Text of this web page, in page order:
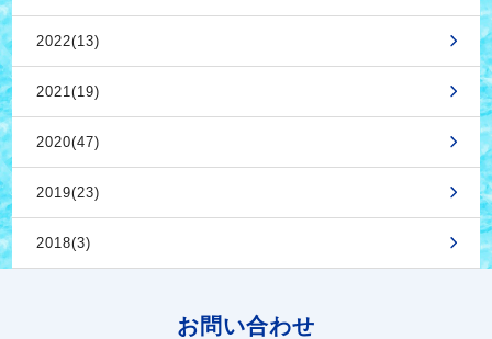
2022(13)
2021(19)
2020(47)
2019(23)
2018(3)
お問い合わせ